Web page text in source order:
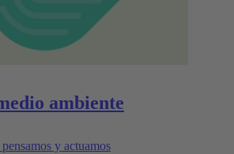
ambiente
y actuamos